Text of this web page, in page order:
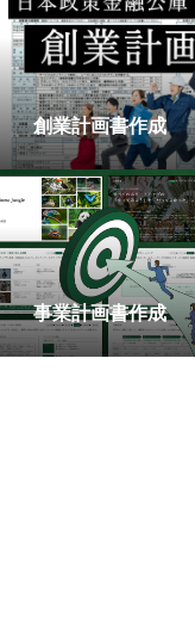
創業計画書作成
事業計画書作成